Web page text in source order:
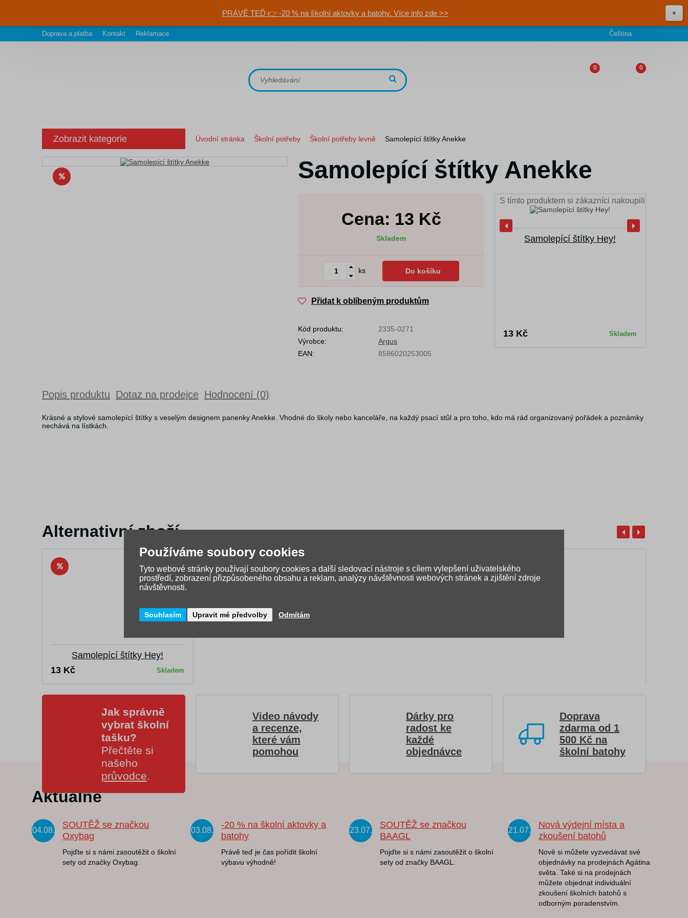
PRÁVĚ TEĎ 👉 -20 % na školní aktovky a batohy. Více info zde >> ×
Doprava a platba Kontakt Reklamace Čeština
0 0
Zobrazit kategorie Úvodní stránka Školní potřeby Školní potřeby levně Samolepící štítky Anekke
Samolepící štítky Anekke
Cena: 13 Kč
Skladem
ks Do košíku
Přidat k oblíbeným produktům
Kód produktu:
2335-0271
Výrobce:
Argus
EAN:
8586020253005
S tímto produktem si zákazníci nakoupili
Samolepící štítky Hey!
13 Kč Skladem
Popis produktu Dotaz na prodejce Hodnocení (0)
Krásné a stylové samolepící štítky s veselým designem panenky Anekke. Vhodné do školy nebo kanceláře, na každý psací stůl a pro toho, kdo má rád organizovaný pořádek a poznámky
nechává na lístkách.
Alternativní zboží
Samolepící štítky Hey!
13 Kč
Skladem
Jak správně
vybrat školní
tašku?
Přečtěte si
našeho
průvodce.
Video návody
a recenze,
které vám
pomohou
Dárky pro
radost ke
každé
objednávce
Doprava
zdarma od 1
500 Kč na
školní batohy
Aktuálně
04.08.
SOUTĚŽ se značkou
Oxybag
Pojďte si s námi zasoutěžit o školní
sety od značky Oxybag.
03.08.
-20 % na školní aktovky a
batohy
Právě teď je čas pořídit školní
výbavu výhodně!
23.07.
SOUTĚŽ se značkou
BAAGL
Pojďte si s námi zasoutěžit o školní
sety od značky BAAGL.
21.07.
Nová výdejní místa a
zkoušení batohů
Nově si můžete vyzvedávat své
objednávky na prodejnách Agátina
světa. Také si na prodejnách
můžete objednat individuální
zkoušení školních batohů s
odborným poradenstvím.
Používáme soubory cookies
Tyto webové stránky používají soubory cookies a další sledovací nástroje s cílem vylepšení uživatelského
prostředí, zobrazení přizpůsobeného obsahu a reklam, analýzy návštěvnosti webových stránek a zjištění zdroje
návštěvnosti.
Souhlasím Upravit mé předvolby Odmítám